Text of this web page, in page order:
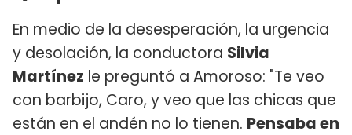
En medio de la desesperación, la urgencia
y desolación, la conductora Silvia
Martínez le preguntó a Amoroso: "Te veo
con barbijo, Caro, y veo que las chicas que
están en el andén no lo tienen. Pensaba en